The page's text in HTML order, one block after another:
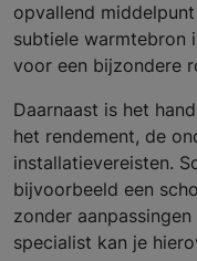
opvallend
subtiele warmtebron
voor een bijzondere
Daarnaast is het
het rendement, de
installatievereisten.
bijvoorbeeld een
zonder
specialist kan je